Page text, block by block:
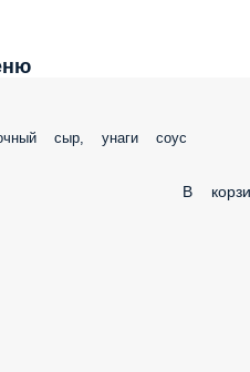
сыр, унаги соус
В